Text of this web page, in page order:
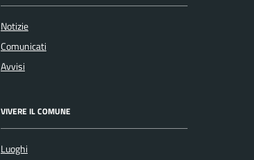
Notizie
Comunicati
Avvisi
VIVERE IL COMUNE
Luoghi